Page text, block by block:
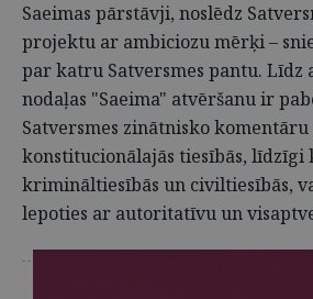
Saeimas pārstāvji, noslēdz
projektu ar ambiciozu mērķi –
par katru Satversmes pantu. Līdz
nodaļas "Saeima" atvēršanu ir
Satversmes zinātnisko
konstitucionālajās tiesībās, līdzīgi
krimināltiesībās un civiltiesībās,
lepoties ar autoritatīvu un